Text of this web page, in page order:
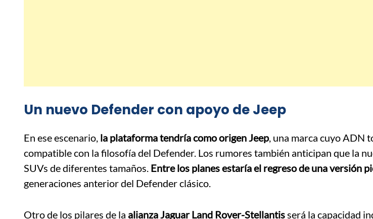
Un nuevo Defender con apoyo de Jeep
En ese escenario, la plataforma tendría como origen Jeep, una marca cuyo ADN
compatible con la filosofía del Defender. Los rumores también anticipan que la
SUVs de diferentes tamaños. Entre los planes estaría el regreso de una versión
generaciones anterior del Defender clásico.
Otro de los pilares de la alianza Jaguar Land Rover-Stellantis será la capacidad